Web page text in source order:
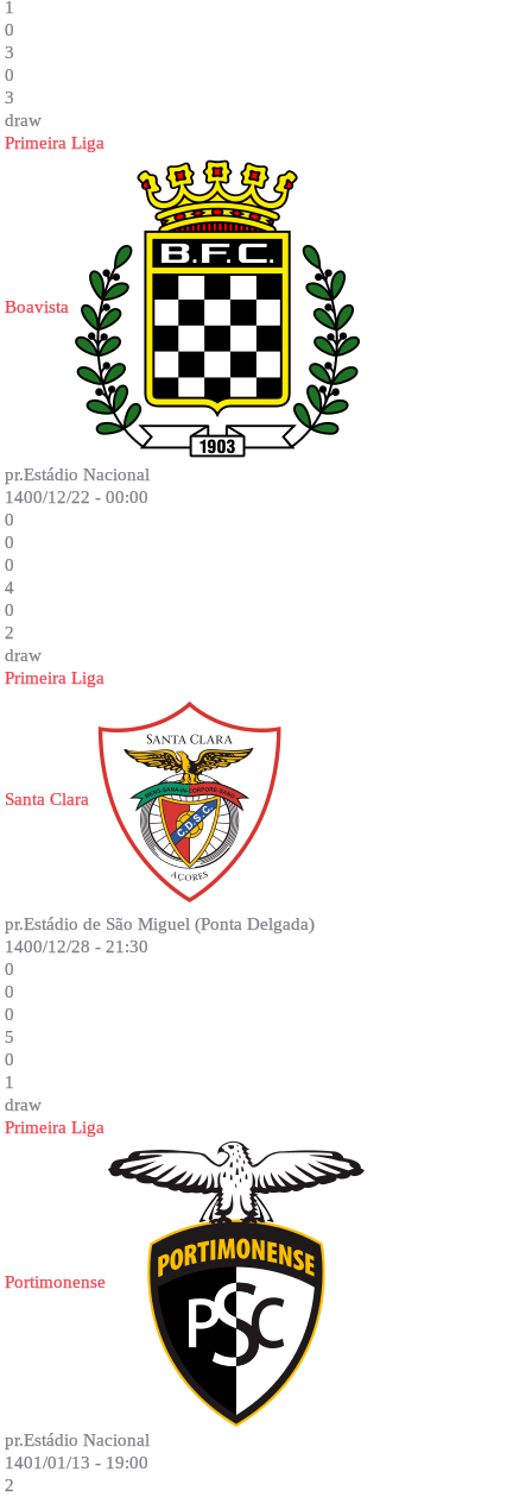
1
0
3
0
3
draw
Primeira Liga
Boavista
pr.Estádio Nacional
1400/12/22 - 00:00
0
0
0
4
0
2
draw
Primeira Liga
Santa Clara
pr.Estádio de São Miguel (Ponta Delgada)
1400/12/28 - 21:30
0
0
0
5
0
1
draw
Primeira Liga
Portimonense
pr.Estádio Nacional
1401/01/13 - 19:00
2